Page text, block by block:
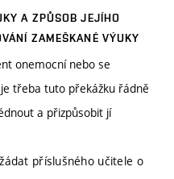
A ZPŮSOB JEJÍHO
ZAMEŠKANÉ VÝUKY
onemocní nebo se
třeba tuto překážku řádně
a přizpůsobit jí
příslušného učitele o